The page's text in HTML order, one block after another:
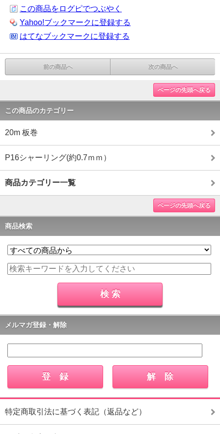
この商品をログピでつぶやく
Yahoo!ブックマークに登録する
はてなブックマークに登録する
前の商品へ 次の商品へ
ページの先頭へ戻る
この商品のカテゴリー
20m 板巻
P16シャーリング(約0.7ｍｍ）
商品カテゴリー一覧
ページの先頭へ戻る
商品検索
メルマガ登録・解除
特定商取引法に基づく表記（返品など）